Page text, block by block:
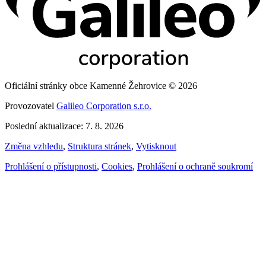
Oficiální stránky obce Kamenné Žehrovice © 2026
Provozovatel Galileo Corporation s.r.o.
Poslední aktualizace: 7. 8. 2026
Změna vzhledu, Struktura stránek, Vytisknout
Prohlášení o přístupnosti, Cookies, Prohlášení o ochraně soukromí